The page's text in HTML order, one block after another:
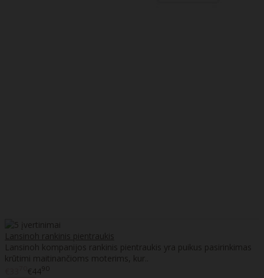
Lansinoh rankinis pientraukis
Lansinoh kompanijos rankinis pientraukis yra puikus pasirinkimas
krūtimi maitinančioms moterims, kur..
€4490